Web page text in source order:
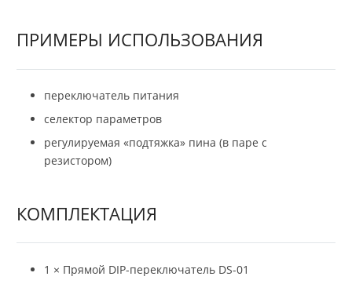
ПРИМЕРЫ ИСПОЛЬЗОВАНИЯ
переключатель питания
селектор параметров
регулируемая «подтяжка» пина (в паре с
резистором)
КОМПЛЕКТАЦИЯ
1 × Прямой DIP-переключатель DS-01